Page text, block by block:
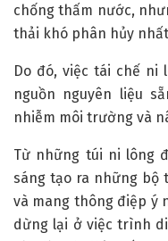
chống thấm nước,
thải khó phân hủy
Do đó, việc tái chế ni
nguồn nguyên liệu
nhiễm môi trường và
Từ những túi ni lông
sáng tạo ra những bộ
và mang thông điệp ý
dừng lại ở việc trình